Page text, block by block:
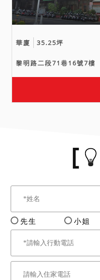
華廈 35.25坪
黎明路二段71巷16號7樓
先生 小姐